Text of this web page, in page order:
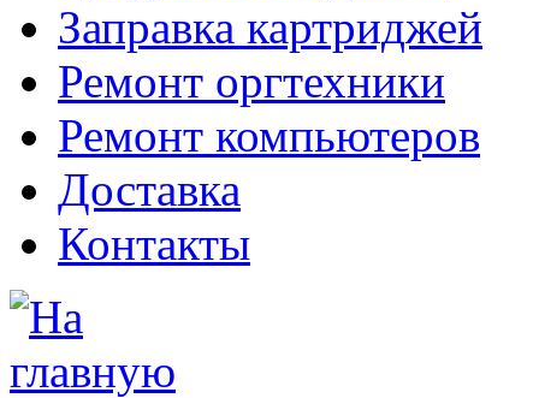
Заправка картриджей
Ремонт оргтехники
Ремонт компьютеров
Доставка
Контакты